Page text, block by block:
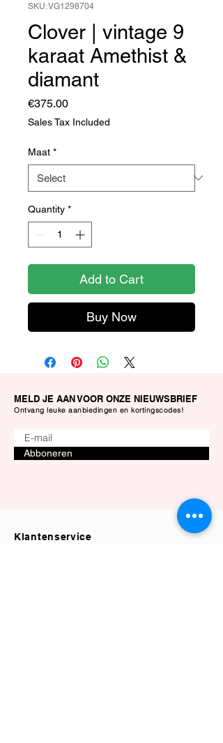
SKU: VG1298704
Clover | vintage 9
karaat Amethist &
diamant
€375.00Price
Sales Tax Included
Maat *
Quantity *
Add to Cart
Buy Now
MELD JE AAN VOOR ONZE NIEUWSBRIEF
Ontvang leuke aanbiedingen en kortingscodes!
Abboneren
Klantenservice